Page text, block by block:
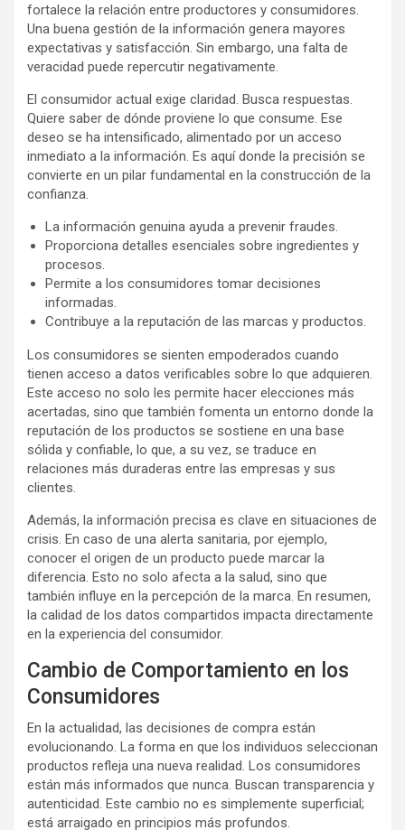
fortalece la relación entre productores y consumidores.
Una buena gestión de la información genera mayores
expectativas y satisfacción. Sin embargo, una falta de
veracidad puede repercutir negativamente.
El consumidor actual exige claridad. Busca respuestas.
Quiere saber de dónde proviene lo que consume. Ese
deseo se ha intensificado, alimentado por un acceso
inmediato a la información. Es aquí donde la precisión se
convierte en un pilar fundamental en la construcción de la
confianza.
La información genuina ayuda a prevenir fraudes.
Proporciona detalles esenciales sobre ingredientes y
procesos.
Permite a los consumidores tomar decisiones
informadas.
Contribuye a la reputación de las marcas y productos.
Los consumidores se sienten empoderados cuando
tienen acceso a datos verificables sobre lo que adquieren.
Este acceso no solo les permite hacer elecciones más
acertadas, sino que también fomenta un entorno donde la
reputación de los productos se sostiene en una base
sólida y confiable, lo que, a su vez, se traduce en
relaciones más duraderas entre las empresas y sus
clientes.
Además, la información precisa es clave en situaciones de
crisis. En caso de una alerta sanitaria, por ejemplo,
conocer el origen de un producto puede marcar la
diferencia. Esto no solo afecta a la salud, sino que
también influye en la percepción de la marca. En resumen,
la calidad de los datos compartidos impacta directamente
en la experiencia del consumidor.
Cambio de Comportamiento en los
Consumidores
En la actualidad, las decisiones de compra están
evolucionando. La forma en que los individuos seleccionan
productos refleja una nueva realidad. Los consumidores
están más informados que nunca. Buscan transparencia y
autenticidad. Este cambio no es simplemente superficial;
está arraigado en principios más profundos.